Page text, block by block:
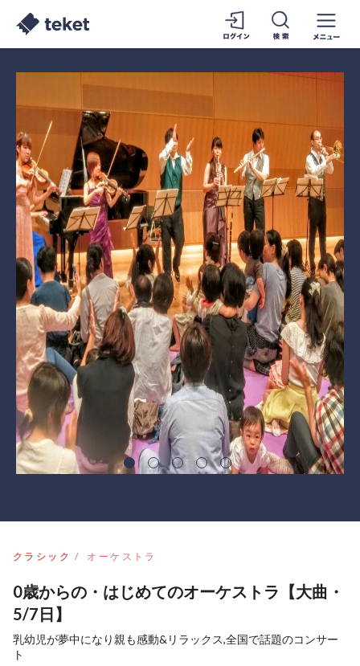
クラシック オーケストラ
0歳からの・はじめてのオーケストラ【大曲・
5/7日】
乳幼児が夢中になり親も感動&リラックス,全国で話題のコンサー
ト